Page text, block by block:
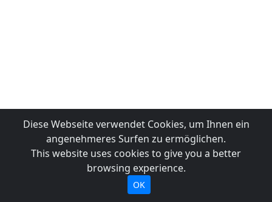
Diese Webseite verwendet Cookies, um Ihnen ein
angenehmeres Surfen zu ermöglichen.
This website uses cookies to give you a better
browsing experience.
OK